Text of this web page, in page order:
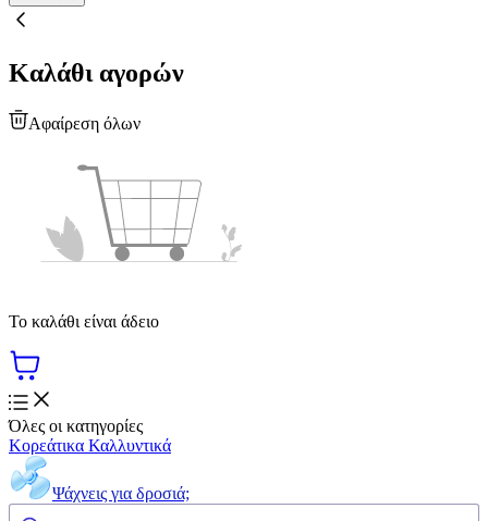
Καλάθι αγορών
Αφαίρεση όλων
Το καλάθι είναι άδειο
Όλες οι κατηγορίες
Κορεάτικα Καλλυντικά
Ψάχνεις για δροσιά;